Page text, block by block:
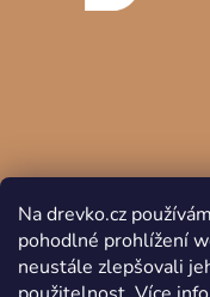
Na drevko.cz
pohodlné prohlížení
neustále zlepšovali